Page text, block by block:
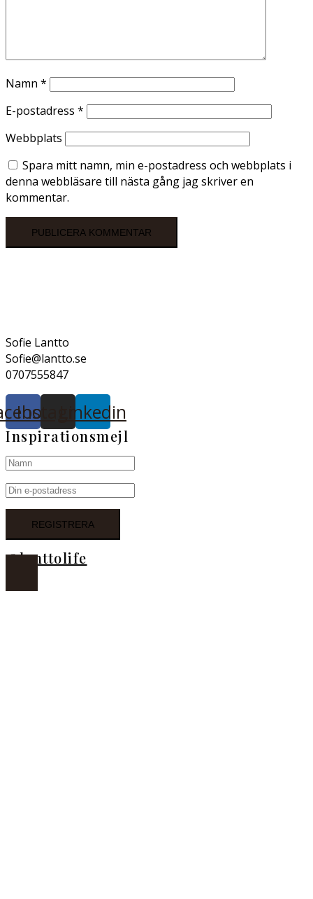
Namn *
E-postadress *
Webbplats
Spara mitt namn, min e-postadress och webbplats i
denna webbläsare till nästa gång jag skriver en
kommentar.
Sofie Lantto
Sofie@lantto.se
0707555847
InstagramLinkedin
Inspirationsmejl
@lanttolife